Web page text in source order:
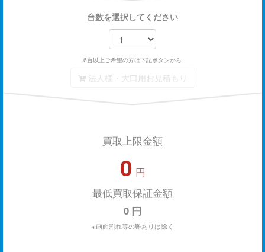
台数を選択してください
6台以上ご希望の方は下記ボタンから
法人様・大口用お見積もり
買取上限金額
0 円
最低買取保証金額
0円
※画面割れ等の難ありは除く